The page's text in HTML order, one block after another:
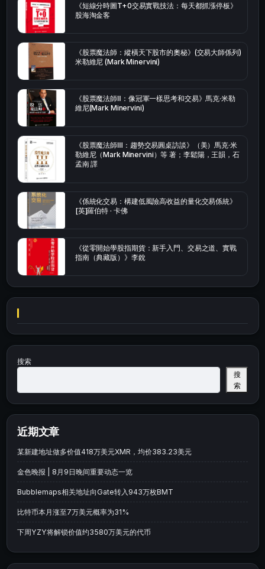
《短線分時圖T+0交易實戰技法：每天都抓漲停板》
股海淘金客
《股票魔法師：縱橫天下股市的奧秘》(交易大師係列)
米勒維尼 (Mark Minervini)
《股票魔法師Ⅱ：像冠軍一樣思考和交易》馬克·米勒
維尼(Mark Minervini)
《股票魔法師Ⅲ：趨勢交易圓桌訪談》（美）馬克·米
勒維尼（Mark Minervini）等 著；李鬆陽，王韻，石
孟南 譯
《係統化交易：構建低風險高收益的量化交易係統》
[英]羅伯特 · 卡佛
《從零開始學股指期貨：新手入門、交易之道、實戰
指南（典藏版）》李銳
搜索
搜
索
近期文章
某新建地址做多价值418万美元XMR，均价383.23美元
金色晚报 | 8月9日晚间重要动态一览
Bubblemaps相关地址向Gate转入943万枚BMT
比特币本月涨至7万美元概率为31%
下周YZY将解锁价值约3580万美元的代币